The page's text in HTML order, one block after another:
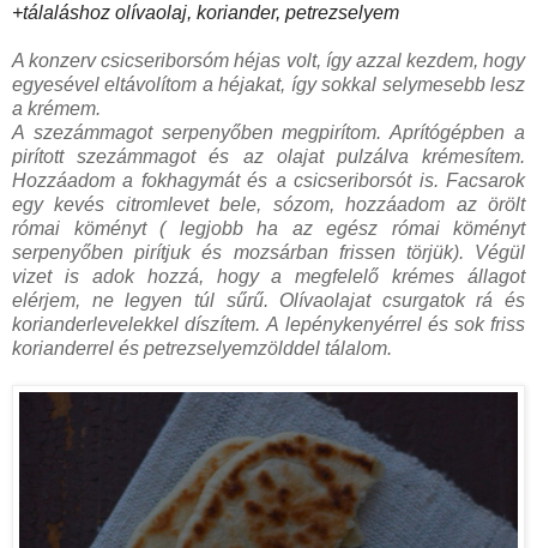
+tálaláshoz olívaolaj, koriander, petrezselyem
A konzerv csicseriborsóm héjas volt, így azzal kezdem, hogy
egyesével eltávolítom a héjakat, így sokkal selymesebb lesz
a krémem.
A szezámmagot serpenyőben megpirítom. Aprítógépben a
pirított szezámmagot és az olajat pulzálva krémesítem.
Hozzáadom a fokhagymát és a csicseriborsót is. Facsarok
egy kevés citromlevet bele, sózom, hozzáadom az örölt
római köményt ( legjobb ha az egész római köményt
serpenyőben pirítjuk és mozsárban frissen törjük). Végül
vizet is adok hozzá, hogy a megfelelő krémes állagot
elérjem, ne legyen túl sűrű. Olívaolajat csurgatok rá és
korianderlevelekkel díszítem. A lepénykenyérrel és sok friss
korianderrel és petrezselyemzölddel tálalom.